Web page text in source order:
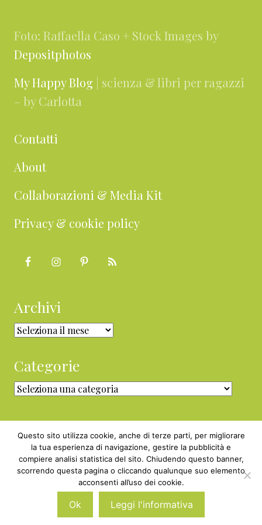
Foto: Raffaella Caso + Stock Images by
Depositphotos
My Happy Blog | scienza & libri per ragazzi
– by Carlotta
Contatti
About
Collaborazioni & Media Kit
Privacy & cookie policy
Archivi
Archivi
Categorie
Categorie
Copyright © 2010 - 2026 BabyGreen™ ·
P.IVA 05829800969 · Webmaster
Nexnova.net
Questo sito utilizza cookie, anche di terze parti, per migliorare
la tua esperienza di navigazione, gestire la pubblicità e
compiere analisi statistica del sito. Chiudendo questo banner,
scorrendo questa pagina o cliccando qualunque suo elemento
acconsenti all’uso dei cookie.
Ok Leggi l'informativa